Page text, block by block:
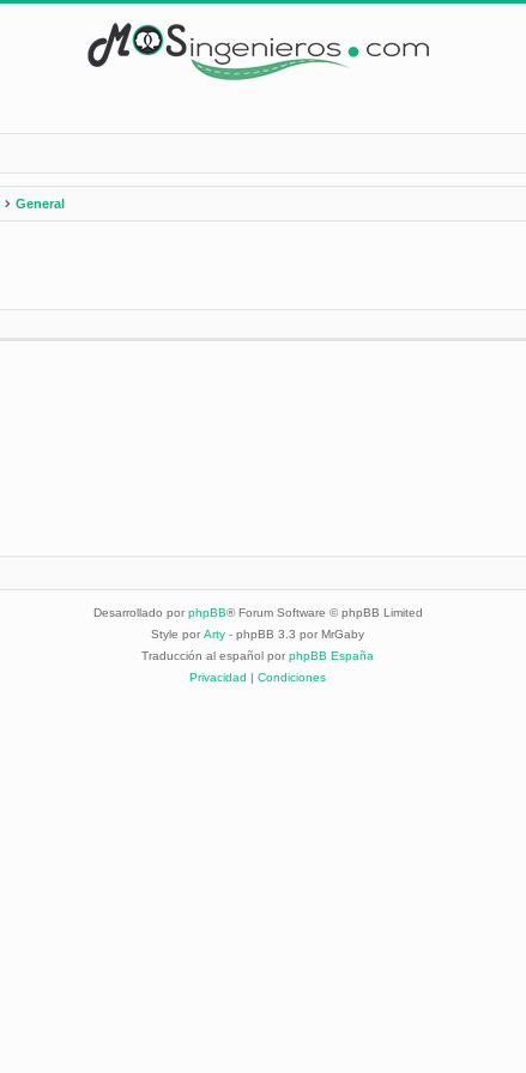
General
Desarrollado por phpBB® Forum Software © phpBB Limited
Style por Arty - phpBB 3.3 por MrGaby
Traducción al español por phpBB España
Privacidad | Condiciones